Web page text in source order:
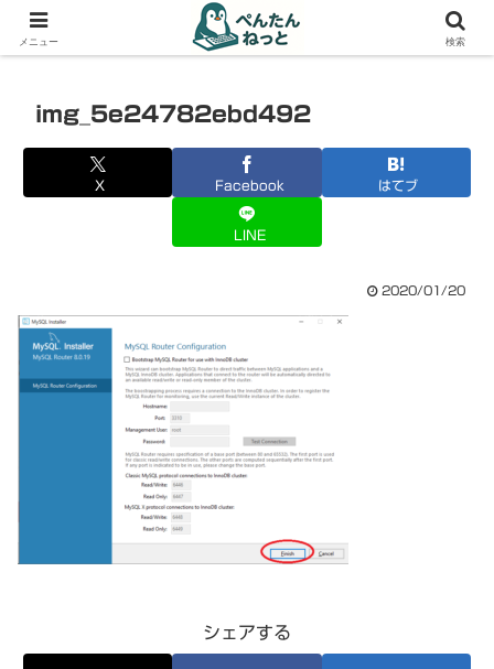
PCやガジェットの備忘録
img_5e24782ebd492
X Facebook はてブ
LINE
2020/01/20
シェアする
メニュー 検索